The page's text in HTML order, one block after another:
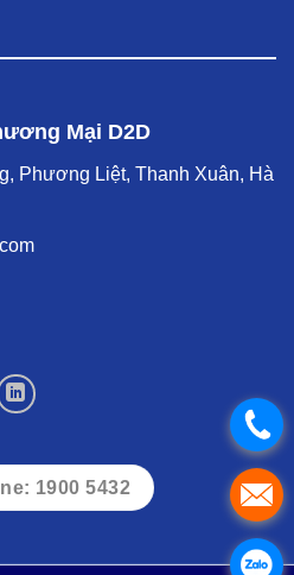
Mại D2D
Phương Liệt, Thanh Xuân, Hà
1900 5432
.
.
.